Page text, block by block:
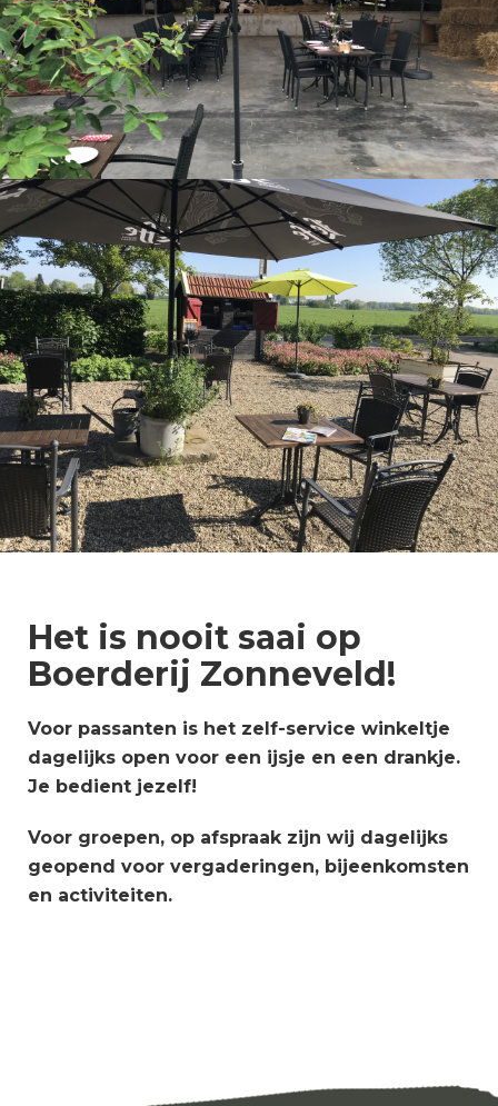
Het is nooit saai op
Boerderij Zonneveld!
Voor passanten is het zelf-service winkeltje
dagelijks open voor een ijsje en een drankje.
Je bedient jezelf!
Voor groepen, op afspraak zijn wij dagelijks
geopend voor vergaderingen, bijeenkomsten
en activiteiten.